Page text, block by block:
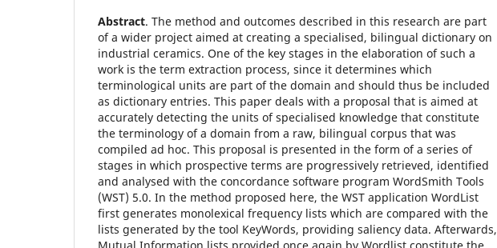
Abstract. The method and outcomes described in this research are part
of a wider project aimed at creating a specialised, bilingual dictionary on
industrial ceramics. One of the key stages in the elaboration of such a
work is the term extraction process, since it determines which
terminological units are part of the domain and should thus be included
as dictionary entries. This paper deals with a proposal that is aimed at
accurately detecting the units of specialised knowledge that constitute
the terminology of a domain from a raw, bilingual corpus that was
compiled ad hoc. This proposal is presented in the form of a series of
stages in which prospective terms are progressively retrieved, identified
and analysed with the concordance software program WordSmith Tools
(WST) 5.0. In the method proposed here, the WST application WordList
first generates monolexical frequency lists which are compared with the
lists generated by the tool KeyWords, providing saliency data. Afterwards,